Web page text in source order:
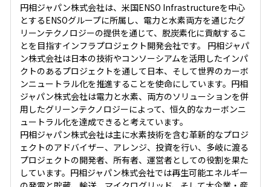
円相ジャパン株式会社は、米国ENSO Infrastructureを中心
とするENSOグループに所属し、電力と水素両方を通じたグ
リーンテクノロジーの提供を通じて、脱炭素化に貢献するこ
とを目指すインフラプロジェクト開発会社です。 円相ジャパ
ン株式会社は日本の技術やコンソーシアムを活用したインパ
クトのあるプロジェクトを通して日本、そして世界のカーボ
ンニュートラル化を推進することを使命にしています。円相
ジャパン株式会社は電力と水素、両方のソリューションを併
用したグリーンテクノロジーによって、恒久的なカーボンニ
ュートラル化を達成できると考えています。
円相ジャパン株式会社は主に水素技術を含む革新的なプロジ
ェクトのアドバイザー、アレンジ、投資を行い、多岐に渡る
プロジェクトの開発者、所有者、運営者としての役割を果た
しています。円相ジャパン株式会社では再生可能エネルギー